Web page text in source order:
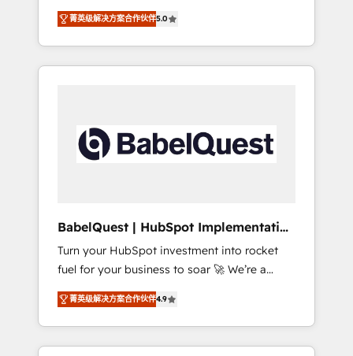
Award - Platform Migration Excellence
HubSpot Impact Award - Platform Excellence
40+ full-time HubSpot professionals. 100s of
certifications and accreditations with
organise that complexity, so your team can
put HubSpot to work... Welcome to our
Profile! We help with: • CRM implementation,
reports, workflows, and team training • CRM
governance for HubSpot-centred operations
A little about us: • Boutique 'Elite' team of 12 •
42001:2023 certified - the AI management
standard • GuardHub: our AI governance
framework, built on ISO 42001 Ready for the
next step? Click the 👈 '𝗖𝗼𝗻𝘁𝗮𝗰𝘁 𝗯𝘂𝘀𝗶𝗻𝗲𝘀𝘀'
button to get in touch (𝘸𝘦'𝘳𝘦 𝘴𝘶𝘱𝘦𝘳
𝘳𝘦𝘴𝘱𝘰𝘯𝘴𝘪𝘷𝘦)
菁英级解决方案合作伙伴5.0
BabelQuest | HubSpot Implementation
& Consultancy
Turn your HubSpot investment into rocket
fuel for your business to soar 🚀 We’re a
team of accredited HubSpot experts ready
to help you. We can implement the platform
into complex business environments,
optimise what you've got and make sure you
菁英级解决方案合作伙伴4.9